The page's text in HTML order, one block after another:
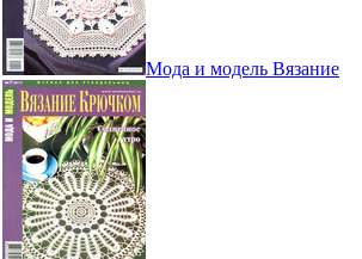
Мода и модель Вязание